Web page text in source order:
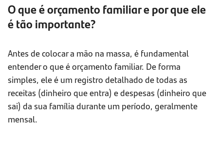
O que é orçamento familiar e por que ele
é tão importante?
Antes de colocar a mão na massa, é fundamental
entender o que é orçamento familiar. De forma
simples, ele é um registro detalhado de todas as
receitas (dinheiro que entra) e despesas (dinheiro que
sai) da sua família durante um período, geralmente
mensal.